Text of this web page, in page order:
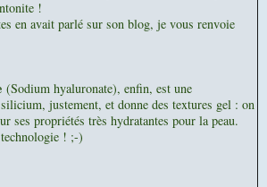
!
en avait parlé sur son blog, je vous renvoie
(Sodium hyaluronate), enfin, est une
justement, et donne des textures gel : on
ses propriétés très hydratantes pour la peau.
! ;-)